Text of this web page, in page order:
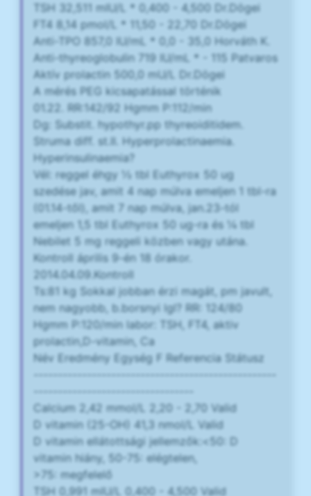
TSH 32,511 mIU/L * 0,400 - 4,500 Dr.Dögei
FT4 8,14 pmol/L * 11,50 - 22,70 Dr.Dögei
Anti-TPO 857,0 IU/mL * 0,0 - 35,0 Horváth K.
Anti-thyreoglobulin 719 IU/mL * - 115 Patvaros
Aktív prolactin 500,0 mU/L Dr.Dögei
A mérés PEG kicsapatással történik
01.22. RR:142/92 Hgmm P:112/min
Dg: Substit. hypothyr.pp thyreoiditidem.
Struma diff. st.II. Hyperprolactinaemia.
Hyperinsulinaemia?
Vél: reggel éhgy ½ tbl Euthyrox 50 ug
szedése jav, amit 4 nap múlva emeljen 1 tbl-ra
(01.14-től), amit 7 nap múlva, jan.23-tól
emeljen 1,5 tbl Euthyrox 50 ug-ra és ¼ tbl
Nebilet 5 mg reggeli közben vagy utána.
Kontroll április 9-én 18 órakor.
2014.04.09.Kontroll
Ts:81 kg Sokkal jobban érzi magát, pm javult,
nem nagyobb, b.borsnyi lgl? RR: 124/80
Hgmm P:120/min labor: TSH, FT4, aktiv
prolactin,D-vitamin, Ca
Név Eredmény Egység F Referencia Státusz
Calcium 2,42 mmol/L 2,20 - 2,70 Valid
D vitamin (25-OH) 41,3 nmol/L Valid
D vitamin ellátottsági jellemzők:<50: D
vitamin hiány, 50-75: elégtelen,
>75: megfelelő
TSH 0,991 mIU/L 0,400 - 4,500 Valid